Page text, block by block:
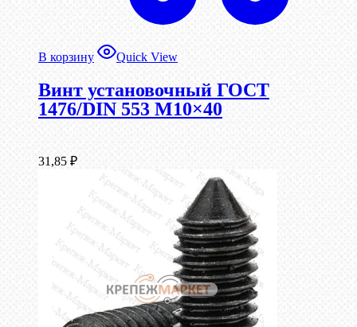
В корзину Quick View
Винт установочный ГОСТ
1476/DIN 553 М10×40
31,85 ₽